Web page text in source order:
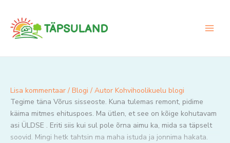
content
Lisa kommentaar / Blogi / Autor Kohvihoolikuelu blogi
Tegime täna Võrus sisseoste. Kuna tulemas remont, pidime
käima mitmes ehituspoes. Ma ütlen, et see on kõige kohutavam
asi ÜLDSE . Eriti siis kui sul pole õrna aimu ka, mida sa täpselt
soovid. Mingi hetk tahtsin ma maha istuda ja jonnima hakata.